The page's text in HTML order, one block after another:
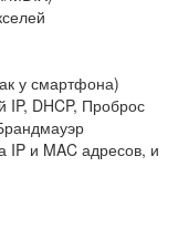
у смартфона)
IP, DHCP, Проброс
IP и MAC адресов, и